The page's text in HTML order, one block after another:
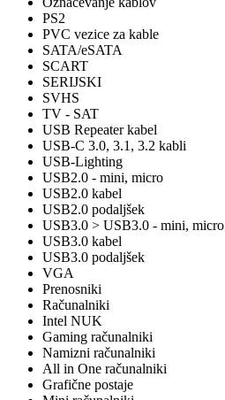
PS2
PVC vezice za kable
SATA/eSATA
SCART
SERIJSKI
SVHS
TV - SAT
USB Repeater kabel
USB-C 3.0, 3.1, 3.2 kabli
USB-Lighting
USB2.0 - mini, micro
USB2.0 kabel
USB2.0 podaljšek
USB3.0 > USB3.0 - mini, micro
USB3.0 kabel
USB3.0 podaljšek
VGA
Prenosniki
Računalniki
Intel NUK
Gaming računalniki
Namizni računalniki
All in One računalniki
Grafične postaje